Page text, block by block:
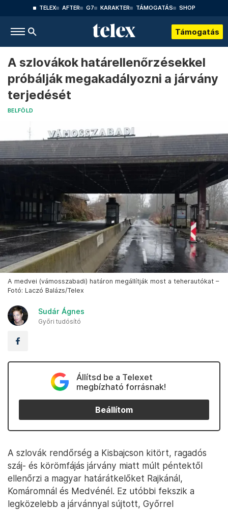
TELEX AFTER G7 KARAKTER TÁMOGATÁS SHOP
Támogatás
A szlovákok határellenőrzésekkel
próbálják megakadályozni a járvány
terjedését
BELFÖLD
A medvei (vámosszabadi) határon megállítják most a teherautókat –
Fotó: Laczó Balázs/Telex
Sudár Ágnes
Győri tudósító
Állítsd be a Telexet
megbízható forrásnak!
Beállítom
A szlovák rendőrség a Kisbajcson kitört, ragadós
száj- és körömfájás járvány miatt múlt péntektől
ellenőrzi a magyar határátkelőket Rajkánál,
Komáromnál és Medvénél. Ez utóbbi fekszik a
legközelebb a járvánnyal sújtott, Győrrel